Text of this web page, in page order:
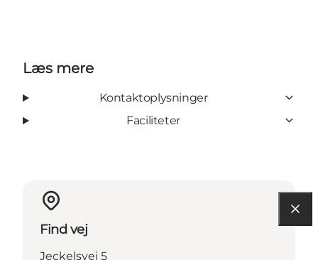
Læs mere
Kontaktoplysninger
Faciliteter
Find vej
Jeckelsvej 5